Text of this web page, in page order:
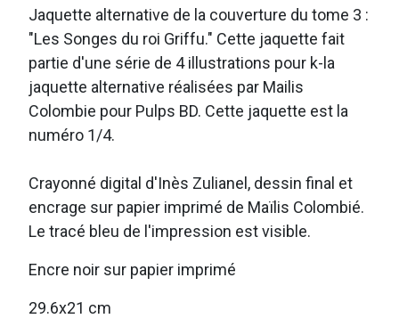
Jaquette alternative de la couverture du tome 3 :
"Les Songes du roi Griffu." Cette jaquette fait
partie d'une série de 4 illustrations pour k-la
jaquette alternative réalisées par Mailis
Colombie pour Pulps BD. Cette jaquette est la
numéro 1/4.
Crayonné digital d'Inès Zulianel, dessin final et
encrage sur papier imprimé de Maïlis Colombié.
Le tracé bleu de l'impression est visible.
Encre noir sur papier imprimé
29.6x21 cm